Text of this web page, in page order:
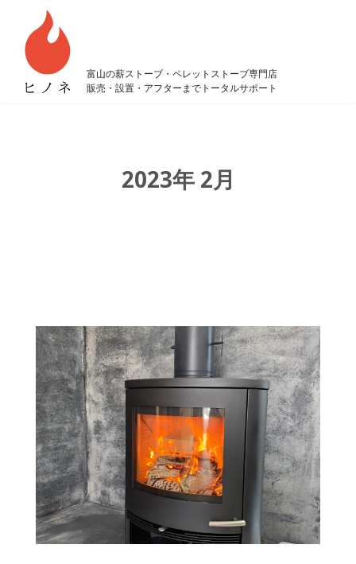
富山の薪ストーブ・ペレットストーブ専門店
販売・設置・アフターまでトータルサポート
2023年 2月